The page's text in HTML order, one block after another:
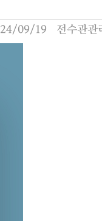
24/09/19 전수관관